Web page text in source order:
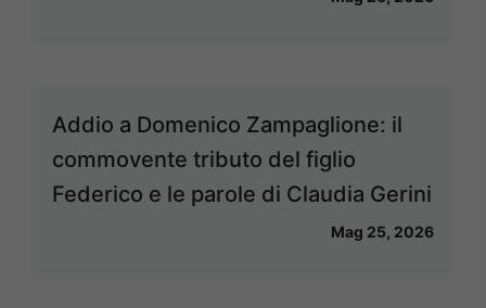
Addio a Domenico Zampaglione: il
commovente tributo del figlio
Federico e le parole di Claudia Gerini
Mag 25, 2026